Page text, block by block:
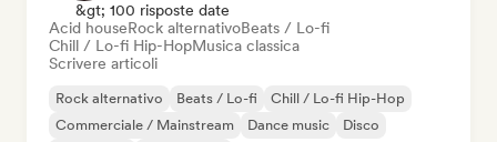
&gt; 100 risposte date
Acid houseRock alternativoBeats / Lo-fi
Chill / Lo-fi Hip-HopMusica classica
Scrivere articoli
Rock alternativo Beats / Lo-fi
Chill / Lo-fi Hip-Hop
Commerciale / Mainstream
Dance music
Disco